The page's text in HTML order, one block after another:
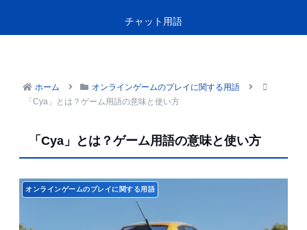
チャット用語
ホーム
オンラインゲームのプレイに関する用語
「Cya」とは？ゲーム用語の意味と使い方
「Cya」とは？ゲーム用語の意味と使い方
オンラインゲームのプレイに関する用語